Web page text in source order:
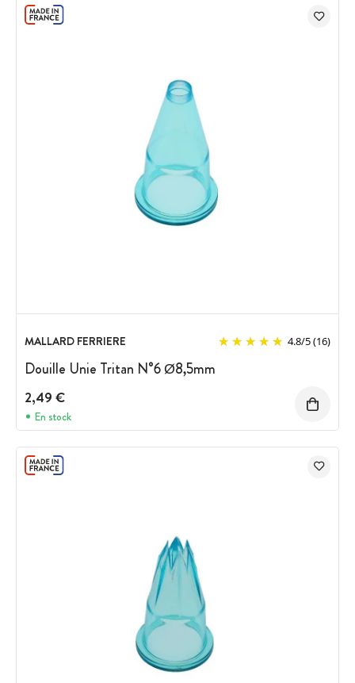
MALLARD FERRIERE 4.8/5(16)
Douille Unie Tritan N°6 Ø8,5mm
2,49 €
En stock